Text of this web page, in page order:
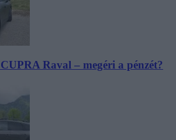
Raval – megéri a pénzét?